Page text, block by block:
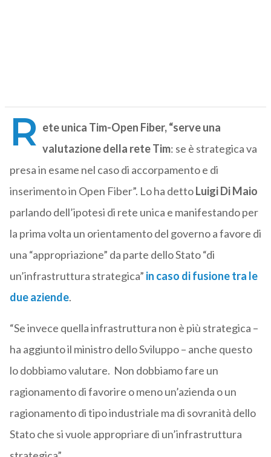
R ete unica Tim-Open Fiber, “serve una
valutazione della rete Tim: se è strategica va
presa in esame nel caso di accorpamento e di
inserimento in Open Fiber”. Lo ha dettoLuigi Di Maio
parlando dell’ipotesi di rete unica e manifestando per
la prima volta un orientamento del governo a favore di
una “appropriazione” da parte dello Stato “di
un’infrastruttura strategica” in caso di fusione tra le
due aziende.
“Se invece quella infrastruttura non è più strategica –
ha aggiunto il ministro dello Sviluppo – anche questo
lo dobbiamo valutare. Non dobbiamo fare un
ragionamento di favorire o meno un’azienda o un
ragionamento di tipo industriale ma di sovranità dello
Stato che si vuole appropriare di un’infrastruttura